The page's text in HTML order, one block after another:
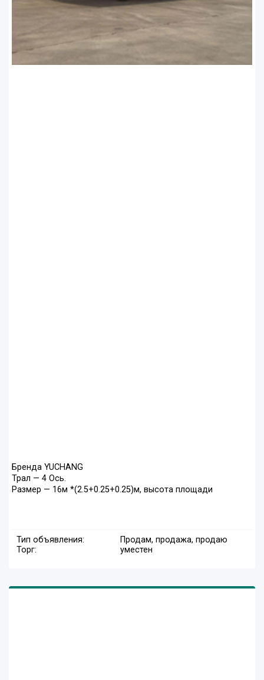
Бренда YUCHANG
Трал — 4 Ось.
Размер — 16м *(2.5+0.25+0.25)м, высота площади
Тип объявления:
Продам, продажа, продаю
Торг:
уместен